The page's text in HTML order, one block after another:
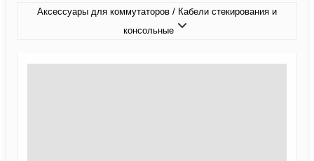
Аксессуары для коммутаторов / Кабели стекирования и
консольные